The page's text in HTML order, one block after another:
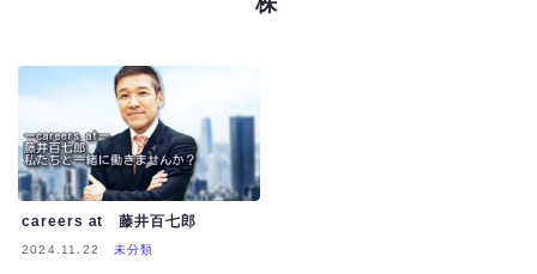
careers at 藤井百七郎
2024.11.22 未分類